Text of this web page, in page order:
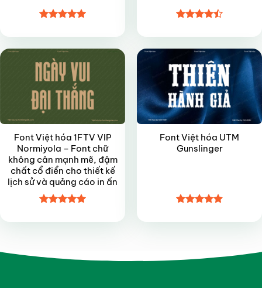
hạng4.95
5 sao
hạng4.5
5 sao
Font Việt hóa 1FTV VIP
Normiyola – Font chữ
không cân mạnh mẽ, đậm
chất cổ điển cho thiết kế
lịch sử và quảng cáo in ấn
hạng4.95
Font Việt hóa UTM
Gunslinger
hạng4.95